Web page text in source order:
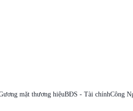
mặt thương hiệuBĐS - Tài chínhCông